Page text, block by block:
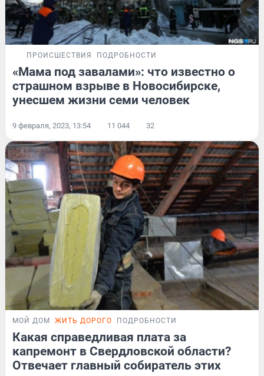
ПРОИСШЕСТВИЯ ПОДРОБНОСТИ
«Мама под завалами»: что известно о
страшном взрыве в Новосибирске,
унесшем жизни семи человек
9 февраля, 2023, 13:54 11 044 32
МОЙ ДОМ ЖИТЬ ДОРОГО ПОДРОБНОСТИ
Какая справедливая плата за
капремонт в Свердловской области?
Отвечает главный собиратель этих